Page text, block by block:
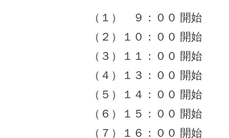
（１） ９：００ 開始
（２）１０：００ 開始
（３）１１：００ 開始
（４）１３：００ 開始
（５）１４：００ 開始
（６）１５：００ 開始
（７）１６：００ 開始